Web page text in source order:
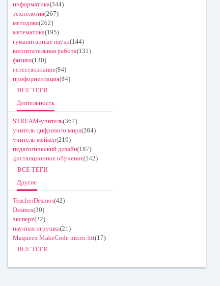
информатика(344)
технология(267)
методика(262)
математика(195)
гуманитарные науки(144)
воспитательная работа(131)
физика(130)
естествознание(84)
профориентация(84)
ВСЕ ТЕГИ
Деятельность
STREAM-учитель(367)
учитель цифрового мира(264)
учитель-мейкер(219)
педагогический дизайн(187)
дистанционное обучение(142)
ВСЕ ТЕГИ
Другие
TeacherDesmos(42)
Desmos(30)
эксперт(22)
научная игрушка(21)
Maqueen MakeCode micro:bit(17)
ВСЕ ТЕГИ